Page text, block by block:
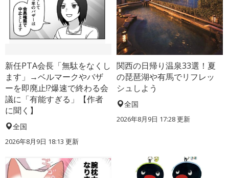
新任PTA会長「無駄をなくし
ます」→ベルマークやバザ
ーを即廃止!?爆速で終わる会
議に「有能すぎる」【作者
に聞く】
全国
2026年8月9日 18:13 更新
関西の日帰り温泉33選！夏
の琵琶湖や有馬でリフレッ
シュしよう
全国
2026年8月9日 17:28更新